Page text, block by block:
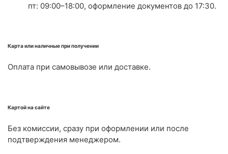
пт: 09:00–18:00, оформление документов до 17:30.
Карта или наличные при получении
Оплата при самовывозе или доставке.
Картой на сайте
Без комиссии, сразу при оформлении или после
подтверждения менеджером.